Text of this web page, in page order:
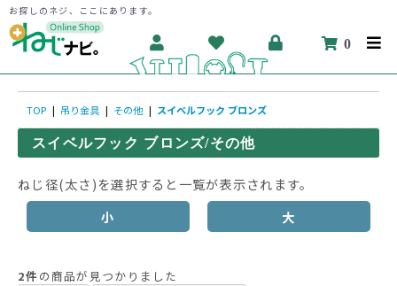
お探しのネジ、ここにあります。
0
TOP | 吊り金具 | その他 | スイベルフック ブロンズ
スイベルフック ブロンズ/その他
ねじ径(太さ)を選択すると一覧が表示されます。
小
大
2件の商品が見つかりました